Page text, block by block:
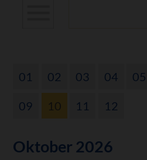
01 02 03 04 05
09 10 11 12
Oktober 2026